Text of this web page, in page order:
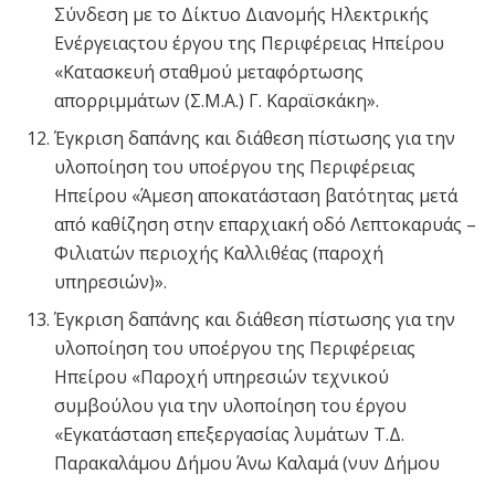
Σύνδεση με το Δίκτυο Διανομής Ηλεκτρικής
Ενέργειαςτου έργου της Περιφέρειας Ηπείρου
«Κατασκευή σταθμού μεταφόρτωσης
απορριμμάτων (Σ.Μ.Α.) Γ. Καραϊσκάκη».
Έγκριση δαπάνης και διάθεση πίστωσης για την
υλοποίηση του υποέργου της Περιφέρειας
Ηπείρου «Άμεση αποκατάσταση βατότητας μετά
από καθίζηση στην επαρχιακή οδό Λεπτοκαρυάς –
Φιλιατών περιοχής Καλλιθέας (παροχή
υπηρεσιών)».
Έγκριση δαπάνης και διάθεση πίστωσης για την
υλοποίηση του υποέργου της Περιφέρειας
Ηπείρου «Παροχή υπηρεσιών τεχνικού
συμβούλου για την υλοποίηση του έργου
«Εγκατάσταση επεξεργασίας λυμάτων Τ.Δ.
Παρακαλάμου Δήμου Άνω Καλαμά (νυν Δήμου